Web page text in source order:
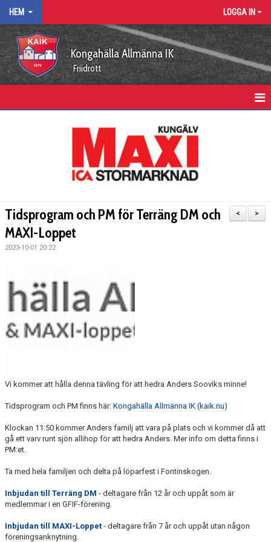
HEM LOGGA IN
Kongahälla Allmänna IK
Friidrott
VÅRA ARRANGEMANG
FUNKTIONÄRSUPPDRAG
NYHETSARKIV
>
<
Tidsprogram och PM för Terräng DM och
MAXI-Loppet
2023-10-01 20:22
Vi kommer att hålla denna tävling för att hedra Anders Sooviks minne!
Tidsprogram och PM finns här: Kongahälla Allmänna IK (kaik.nu)
Klockan 11:50 kommer Anders familj att vara på plats och vi kommer då att
gå ett varv runt sjön allihop för att hedra Anders. Mer info om detta finns i
PM:et.
Ta med hela familjen och delta på löparfest i Fontinskogen.
Inbjudan till Terräng DM - deltagare från 12 år och uppåt som är
medlemmar i en GFIF-förening.
Inbjudan till MAXI-Loppet - deltagare från 7 år och uppåt utan någon
föreningsanknytning.